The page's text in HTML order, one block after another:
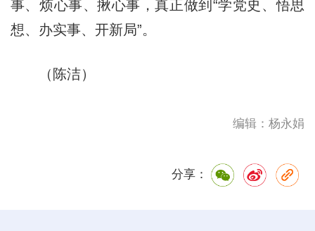
事、烦心事、揪心事，真正做到“学党史、悟思
想、办实事、开新局”。
（陈洁）
编辑：杨永娟
分享：